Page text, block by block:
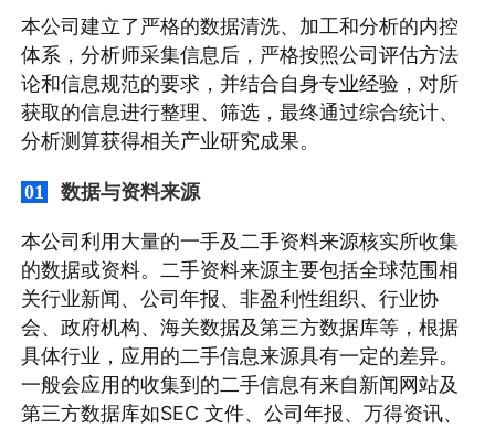
本公司建立了严格的数据清洗、加工和分析的内控
体系，分析师采集信息后，严格按照公司评估方法
论和信息规范的要求，并结合自身专业经验，对所
获取的信息进行整理、筛选，最终通过综合统计、
分析测算获得相关产业研究成果。
01 数据与资料来源
本公司利用大量的一手及二手资料来源核实所收集
的数据或资料。二手资料来源主要包括全球范围相
关行业新闻、公司年报、非盈利性组织、行业协
会、政府机构、海关数据及第三方数据库等，根据
具体行业，应用的二手信息来源具有一定的差异。
一般会应用的收集到的二手信息有来自新闻网站及
第三方数据库如SEC 文件、公司年报、万得资讯、